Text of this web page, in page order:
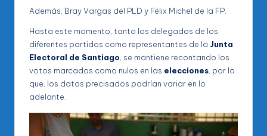
Además, Bray Vargas del PLD y Félix Michel de la FP.
Hasta este momento, tanto los delegados de los
diferentes partidos como representantes de la Junta
Electoral de Santiago, se mantiene recontando los
votos marcados como nulos en las elecciones, por lo
que, los datos precisados podrían variar en lo
adelante.